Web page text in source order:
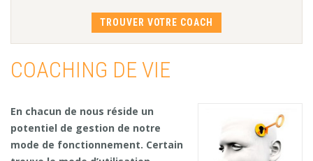
COACHING DE VIE
En chacun de nous réside un
potentiel de gestion de notre
mode de fonctionnement. Certain